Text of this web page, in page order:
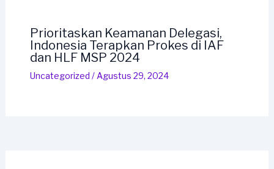
Prioritaskan Keamanan Delegasi,
Indonesia Terapkan Prokes di IAF
dan HLF MSP 2024
Uncategorized / Agustus 29, 2024